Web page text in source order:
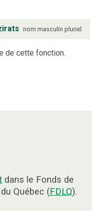
nom masculin pluriel
de cette fonction.
dans le Fonds de
Québec (FDLQ).